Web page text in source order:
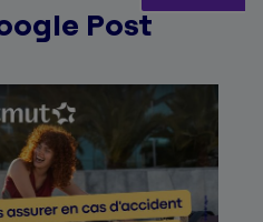
Post